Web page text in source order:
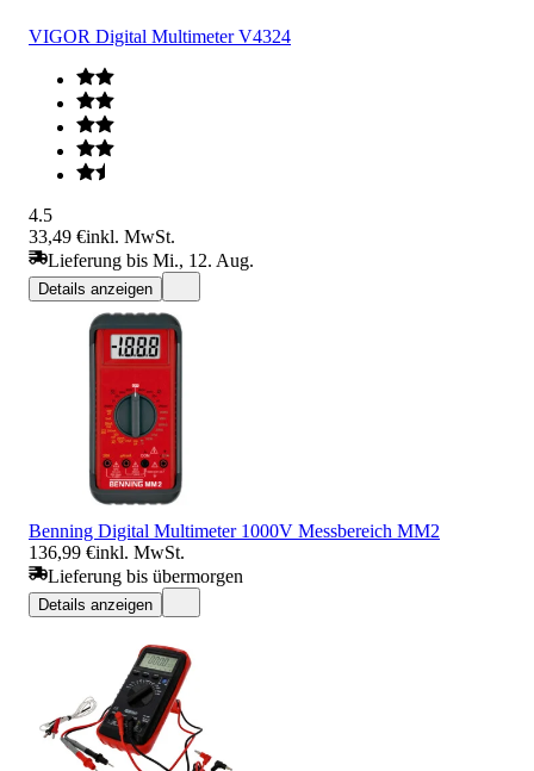
VIGOR Digital Multimeter V4324
4.5
33,49 €inkl. MwSt.
Lieferung bis Mi., 12. Aug.
Details anzeigen
Benning Digital Multimeter 1000V Messbereich MM2
136,99 €inkl. MwSt.
Lieferung bis übermorgen
Details anzeigen